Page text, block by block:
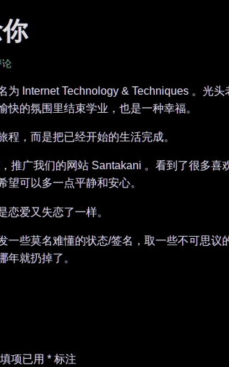
论
为 Internet Technology & Techniques 。光
的氛围里结束学业，也是一种幸福。
，而是把已经开始的生活完成。
推广我们的网站 Santakani 。看到了很多
可以多一点平静和安心。
恋爱又失恋了一样。
一些莫名难懂的状态/签名，取一些不可思
年就扔掉了。
项已用 *标注